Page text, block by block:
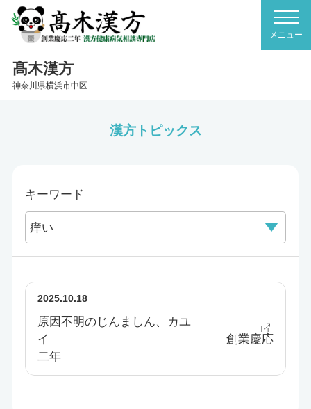
髙木漢方
神奈川県横浜市中区
漢方トピックス
キーワード
2025.10.18
原因不明のじんましん、カユ
イ 創業慶応
二年